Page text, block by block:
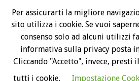
Il lavoro degli assistenti di
curiosità
Esistono vari tipi di
Per assicurarti la migliore
sito utilizza i cookie. Se vuoi
consenso solo ad alcuni utilizzi
informativa sulla privacy posta
Cliccando "Accetto", invece, presti
tutti i cookie.
Impostazione